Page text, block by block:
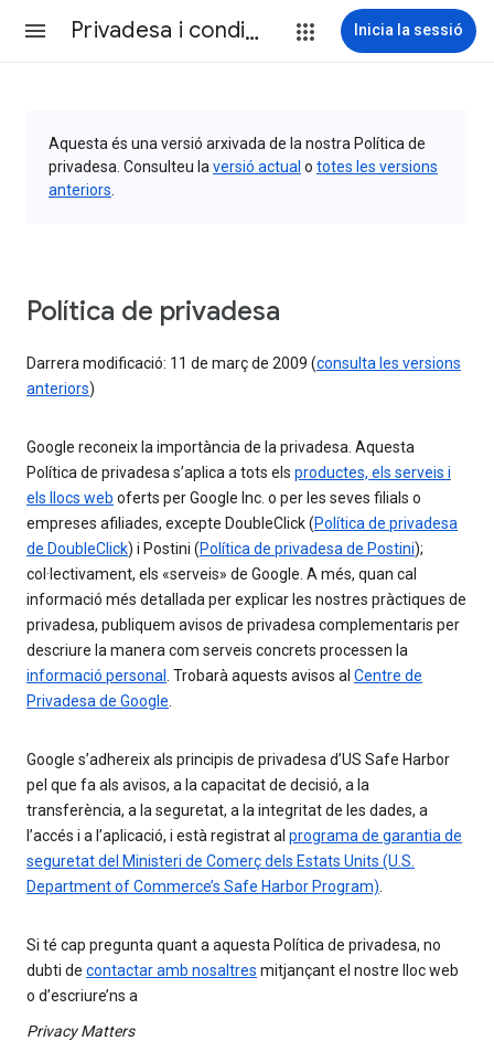
Privadesa i condicions Inicia la sessió
Aquesta és una versió arxivada de la nostra Política de
privadesa. Consulteu la versió actual o totes les versions
anteriors
Política de privadesa
Darrera modificació: 11 de març de 2009 (consulta les versions
anteriors)
Google reconeix la importància de la privadesa. Aquesta
Política de privadesa s’aplica a tots els productes, els serveis i
els llocs web oferts per Google Inc. o per les seves filials o
empreses afiliades, excepte DoubleClick (Política de privadesa
de DoubleClick) i Postini (Política de privadesa de Postini);
col·lectivament, els «serveis» de Google. A més, quan cal
informació més detallada per explicar les nostres pràctiques de
privadesa, publiquem avisos de privadesa complementaris per
descriure la manera com serveis concrets processen la
informació personal
. Trobarà aquests avisos al Centre de
Privadesa de Google
Google s’adhereix als principis de privadesa d’US Safe Harbor
pel que fa als avisos, a la capacitat de decisió, a la
transferència, a la seguretat, a la integritat de les dades, a
l’accés i a l’aplicació, i està registrat al programa de garantia de
seguretat del Ministeri de Comerç dels Estats Units (U.S.
Department of Commerce’s Safe Harbor Program)
Si té cap pregunta quant a aquesta Política de privadesa, no
dubti de contactar amb nosaltres mitjançant el nostre lloc web
o d’escriure’ns a
Privacy Matters